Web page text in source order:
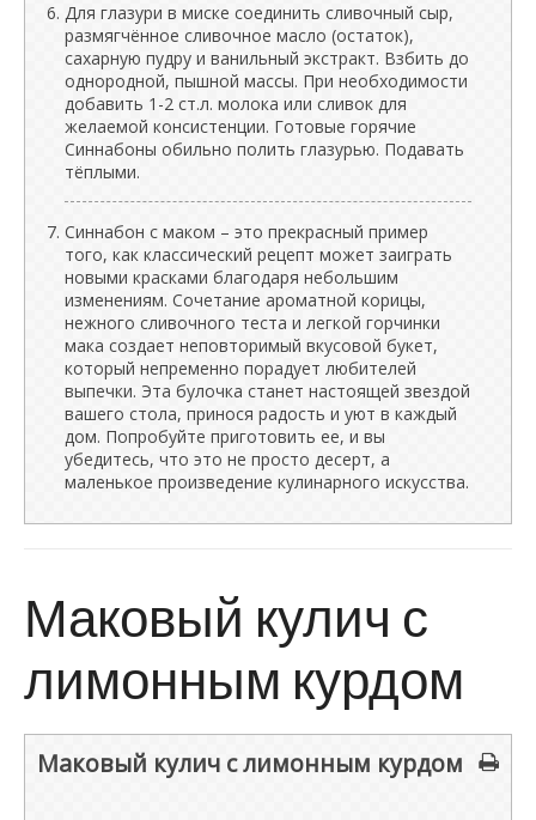
Для глазури в миске соединить сливочный сыр,
размягчённое сливочное масло (остаток),
сахарную пудру и ванильный экстракт. Взбить до
однородной, пышной массы. При необходимости
добавить 1-2 ст.л. молока или сливок для
желаемой консистенции. Готовые горячие
Синнабоны обильно полить глазурью. Подавать
тёплыми.
Синнабон с маком – это прекрасный пример
того, как классический рецепт может заиграть
новыми красками благодаря небольшим
изменениям. Сочетание ароматной корицы,
нежного сливочного теста и легкой горчинки
мака создает неповторимый вкусовой букет,
который непременно порадует любителей
выпечки. Эта булочка станет настоящей звездой
вашего стола, принося радость и уют в каждый
дом. Попробуйте приготовить ее, и вы
убедитесь, что это не просто десерт, а
маленькое произведение кулинарного искусства.
Маковый кулич с
лимонным курдом
Маковый кулич с лимонным курдом